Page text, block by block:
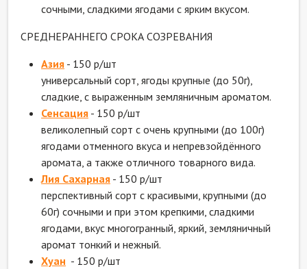
сочными, сладкими ягодами с ярким вкусом.
СРЕДНЕРАННЕГО СРОКА СОЗРЕВАНИЯ
Азия - 150 р/шт
универсальный сорт, ягоды крупные (до 50г),
сладкие, с выраженным земляничным ароматом.
Сенсация - 150 р/шт
великолепный сорт с очень крупными (до 100г)
ягодами отменного вкуса и непревзойдённого
аромата, а также отличного товарного вида.
Лия Сахарная - 150 р/шт
перспективный сорт с красивыми, крупными (до
60г) сочными и при этом крепкими, сладкими
ягодами, вкус многогранный, яркий, земляничный
аромат тонкий и нежный.
Хуан - 150 р/шт